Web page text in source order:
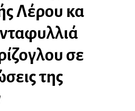
Λέρου κα
σε
της